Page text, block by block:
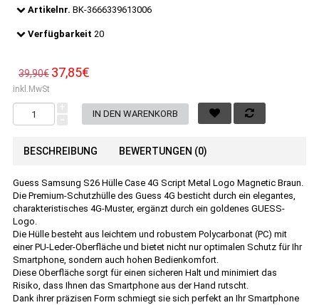
Artikelnr. BK-3666339613006
Verfügbarkeit 20
39,90€ 37,85€
inkl.MwSt
BESCHREIBUNG BEWERTUNGEN (0)
Guess Samsung S26 Hülle Case 4G Script Metal Logo Magnetic Braun.
Die Premium-Schutzhülle des Guess 4G besticht durch ein elegantes,
charakteristisches 4G-Muster, ergänzt durch ein goldenes GUESS-
Logo.
Die Hülle besteht aus leichtem und robustem Polycarbonat (PC) mit
einer PU-Leder-Oberfläche und bietet nicht nur optimalen Schutz für Ihr
Smartphone, sondern auch hohen Bedienkomfort.
Diese Oberfläche sorgt für einen sicheren Halt und minimiert das
Risiko, dass Ihnen das Smartphone aus der Hand rutscht.
Dank ihrer präzisen Form schmiegt sie sich perfekt an Ihr Smartphone